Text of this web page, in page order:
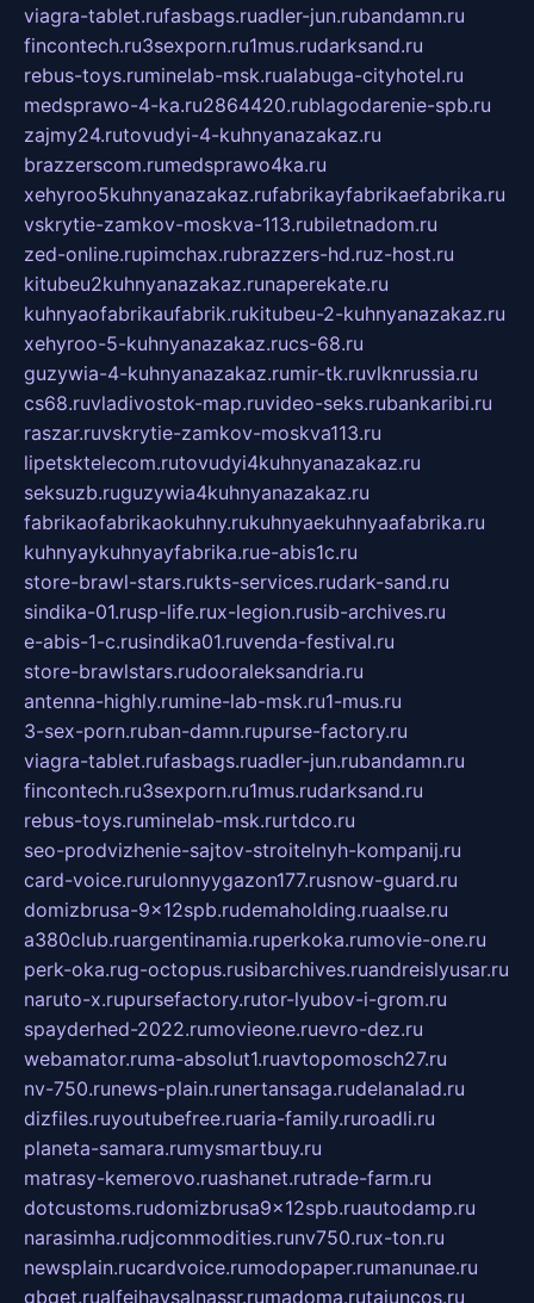
viagra-tablet.rufasbags.ruadler-jun.rubandamn.ru
fincontech.ru3sexporn.ru1mus.rudarksand.ru
rebus-toys.ruminelab-msk.rualabuga-cityhotel.ru
medsprawo-4-ka.ru2864420.rublagodarenie-spb.ru
zajmy24.rutovudyi-4-kuhnyanazakaz.ru
brazzerscom.rumedsprawo4ka.ru
xehyroo5kuhnyanazakaz.rufabrikayfabrikaefabrika.ru
vskrytie-zamkov-moskva-113.rubiletnadom.ru
zed-online.rupimchax.rubrazzers-hd.ruz-host.ru
kitubeu2kuhnyanazakaz.runaperekate.ru
kuhnyaofabrikaufabrik.rukitubeu-2-kuhnyanazakaz.ru
xehyroo-5-kuhnyanazakaz.rucs-68.ru
guzywia-4-kuhnyanazakaz.rumir-tk.ruvlknrussia.ru
cs68.ruvladivostok-map.ruvideo-seks.rubankaribi.ru
raszar.ruvskrytie-zamkov-moskva113.ru
lipetsktelecom.rutovudyi4kuhnyanazakaz.ru
seksuzb.ruguzywia4kuhnyanazakaz.ru
fabrikaofabrikaokuhny.rukuhnyaekuhnyaafabrika.ru
kuhnyaykuhnyayfabrika.rue-abis1c.ru
store-brawl-stars.rukts-services.rudark-sand.ru
sindika-01.rusp-life.rux-legion.rusib-archives.ru
e-abis-1-c.rusindika01.ruvenda-festival.ru
store-brawlstars.rudooraleksandria.ru
antenna-highly.rumine-lab-msk.ru1-mus.ru
3-sex-porn.ruban-damn.rupurse-factory.ru
viagra-tablet.rufasbags.ruadler-jun.rubandamn.ru
fincontech.ru3sexporn.ru1mus.rudarksand.ru
rebus-toys.ruminelab-msk.rurtdco.ru
seo-prodvizhenie-sajtov-stroitelnyh-kompanij.ru
card-voice.rurulonnyygazon177.rusnow-guard.ru
domizbrusa-9x12spb.rudemaholding.ruaalse.ru
a380club.ruargentinamia.ruperkoka.rumovie-one.ru
perk-oka.rug-octopus.rusibarchives.ruandreislyusar.ru
naruto-x.rupursefactory.rutor-lyubov-i-grom.ru
spayderhed-2022.rumovieone.ruevro-dez.ru
webamator.ruma-absolut1.ruavtopomosch27.ru
nv-750.runews-plain.runertansaga.rudelanalad.ru
dizfiles.ruyoutubefree.ruaria-family.ruroadli.ru
planeta-samara.rumysmartbuy.ru
matrasy-kemerovo.ruashanet.rutrade-farm.ru
dotcustoms.rudomizbrusa9x12spb.ruautodamp.ru
narasimha.rudjcommodities.runv750.rux-ton.ru
newsplain.rucardvoice.rumodopaper.rumanunae.ru
gbget.rualfeihavsalnassr.rumadoma.rutajuncos.ru